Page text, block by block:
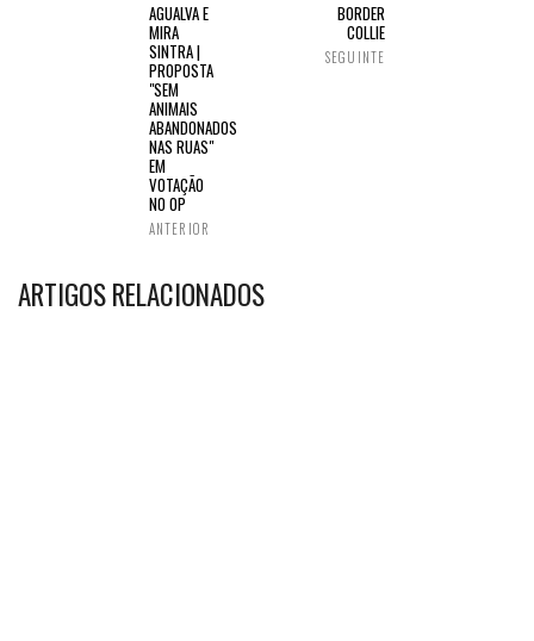
AGUALVA E
MIRA
SINTRA |
PROPOSTA
"SEM
ANIMAIS
ABANDONADOS
NAS RUAS"
EM
VOTAÇÃO
NO OP
ANTERIOR
BORDER
COLLIE
SEGUINTE
ARTIGOS RELACIONADOS